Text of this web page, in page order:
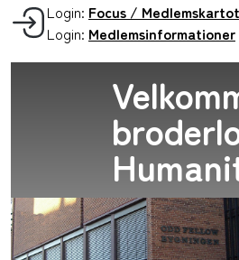
Login: Focus /
Login: Medlemsinformationer